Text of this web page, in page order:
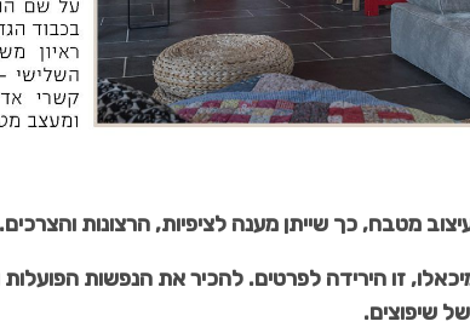
מטבח, כך שייתן מענה לציפיות, הרצונות והצרכים.
זו הירידה לפרטים. להכיר את הנפשות הפועלות
שיפוצים.